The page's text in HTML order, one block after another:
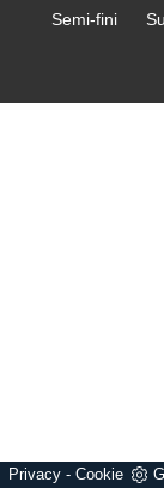
Privacy - Cookie
Semi-fini